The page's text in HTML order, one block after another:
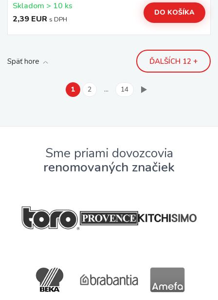
Skladom > 10 ks
2,39 EUR s DPH
DO KOŠÍKA
Späť hore ĎALŠÍCH 12 +
1 2 … 14
Sme priami dovozcovia
renomovaných značiek